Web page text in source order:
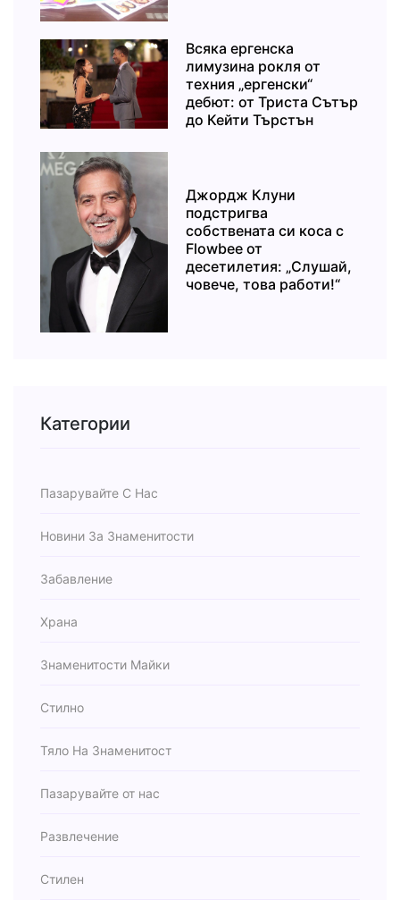
Всяка ергенска
лимузина рокля от
техния „ергенски“
дебют: от Триста Сътър
до Кейти Търстън
Джордж Клуни
подстригва
собствената си коса с
Flowbee от
десетилетия: „Слушай,
човече, това работи!“
Категории
Пазарувайте С Нас
Новини За Знаменитости
Забавление
Храна
Знаменитости Майки
Стилно
Тяло На Знаменитост
Пазарувайте от нас
Развлечение
Стилен